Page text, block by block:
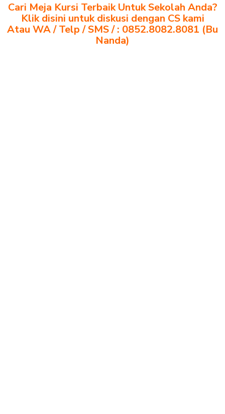
Cari Meja Kursi Terbaik Untuk Sekolah Anda?
Klik disini untuk diskusi dengan CS kami
Atau WA / Telp / SMS / : 0852.8082.8081 (Bu
Nanda)